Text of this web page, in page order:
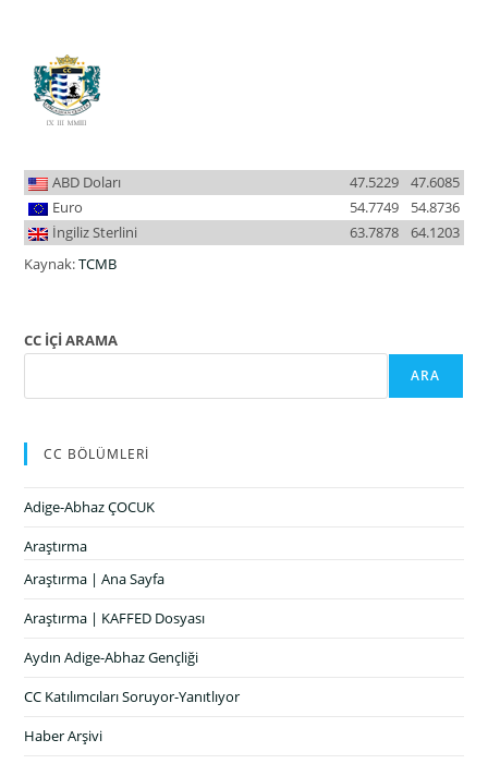
ABD Doları 47.6085
47.5229
Euro
54.8736
54.7749
İngiliz Sterlini
64.1203
63.7878
Kaynak:TCMB
CC İÇİ ARAMA
ARA
CC BÖLÜMLERİ
Adige-Abhaz ÇOCUK
Araştırma
Araştırma | Ana Sayfa
Araştırma | KAFFED Dosyası
Aydın Adige-Abhaz Gençliği
CC Katılımcıları Soruyor-Yanıtlıyor
Haber Arşivi